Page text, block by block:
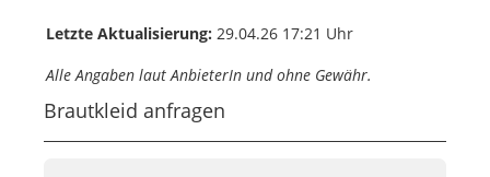
Letzte Aktualisierung: 29.04.26 17:21 Uhr
Alle Angaben laut AnbieterIn und ohne Gewähr.
Brautkleid anfragen